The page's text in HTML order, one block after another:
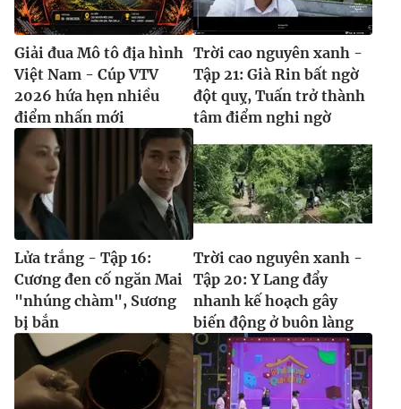
Giải đua Mô tô địa hình
Việt Nam - Cúp VTV
2026 hứa hẹn nhiều
điểm nhấn mới
Trời cao nguyên xanh -
Tập 21: Già Rin bất ngờ
đột quỵ, Tuấn trở thành
tâm điểm nghi ngờ
Lửa trắng - Tập 16:
Cương đen cố ngăn Mai
"nhúng chàm", Sương
bị bắn
Trời cao nguyên xanh -
Tập 20: Y Lang đẩy
nhanh kế hoạch gây
biến động ở buôn làng